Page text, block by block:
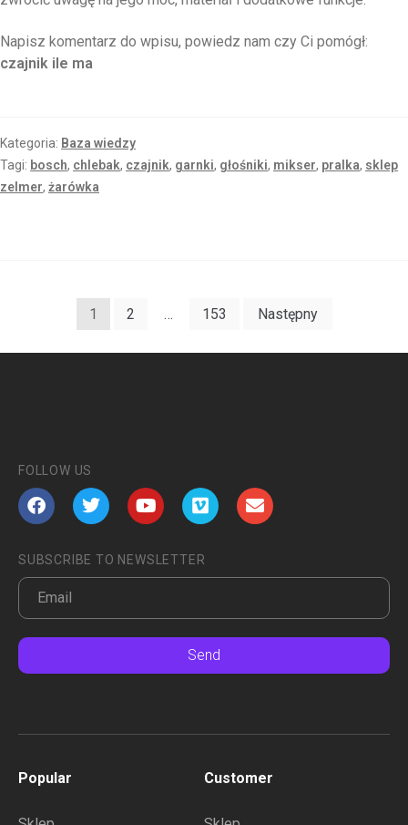
Napisz komentarz do wpisu, powiedz nam czy Ci pomógł:
czajnik ile ma
Kategoria: Baza wiedzy
Tagi: bosch, chlebak, czajnik, garnki, głośniki, mikser, pralka, sklep
zelmer, żarówka
1 2 … 153 Następny
FOLLOW US
SUBSCRIBE TO NEWSLETTER
Send
Popular Customer